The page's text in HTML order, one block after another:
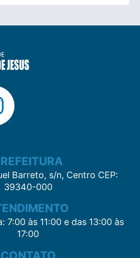
Barreto, s/n, Centro CEP:
39340-000
7:00 às 11:00 e das 13:00 às
17:00
CONTATO